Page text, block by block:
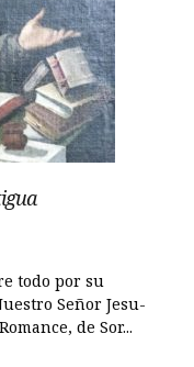
todo por su
Se­ñor Je­su­
de Sor...